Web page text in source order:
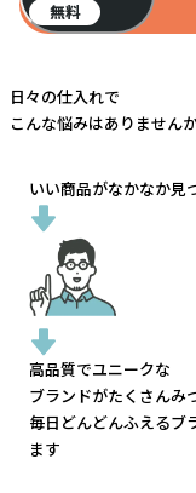
無料
日々の仕入れで
こんな悩みはありません
いい商品がなかなか見
高品質でユニークな
ブランドがたくさんみ
毎日どんどんふえるブ
ます